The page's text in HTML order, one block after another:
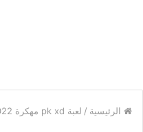
الرئيسية / لعبة pk xd مهكرة 2022